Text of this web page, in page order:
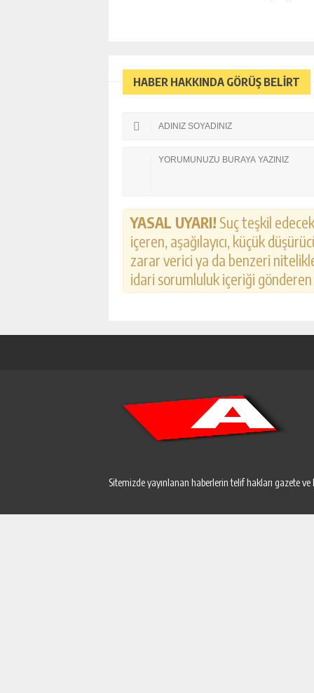
HABER HAKKINDA GÖRÜŞ BELİRT
YASAL UYARI! Suç teşkil
içeren, aşağılayıcı, küçük
zarar verici ya da benzeri
idari sorumluluk içeriği
Sitemizde yayınlanan haberlerin telif hakları gazete